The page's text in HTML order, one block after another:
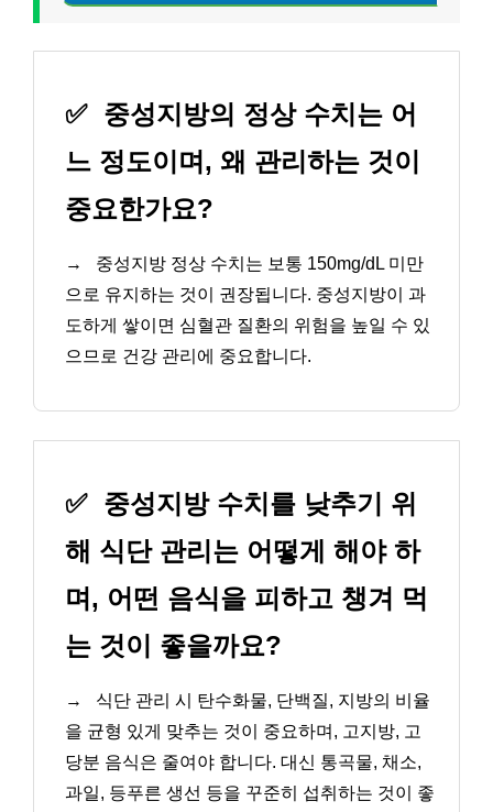
✅ 중성지방의 정상 수치는 어
느 정도이며, 왜 관리하는 것이
중요한가요?
→
중성지방 정상 수치는 보통 150mg/dL 미만
으로 유지하는 것이 권장됩니다. 중성지방이 과
도하게 쌓이면 심혈관 질환의 위험을 높일 수 있
으므로 건강 관리에 중요합니다.
✅ 중성지방 수치를 낮추기 위
해 식단 관리는 어떻게 해야 하
며, 어떤 음식을 피하고 챙겨 먹
는 것이 좋을까요?
→
식단 관리 시 탄수화물, 단백질, 지방의 비율
을 균형 있게 맞추는 것이 중요하며, 고지방, 고
당분 음식은 줄여야 합니다. 대신 통곡물, 채소,
과일, 등푸른 생선 등을 꾸준히 섭취하는 것이 좋